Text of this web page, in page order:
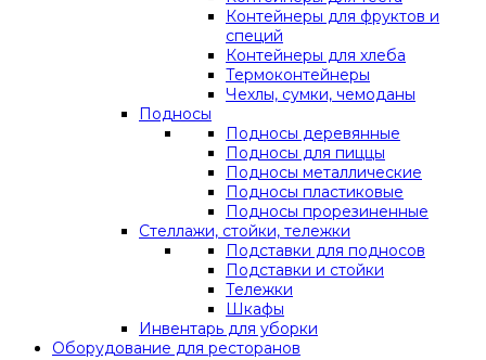
Контейнеры для фруктов и
специй
Контейнеры для хлеба
Термоконтейнеры
Чехлы, сумки, чемоданы
Подносы
Подносы деревянные
Подносы для пиццы
Подносы металлические
Подносы пластиковые
Подносы прорезиненные
Стеллажи, стойки, тележки
Подставки для подносов
Подставки и стойки
Тележки
Шкафы
Инвентарь для уборки
Оборудование для ресторанов